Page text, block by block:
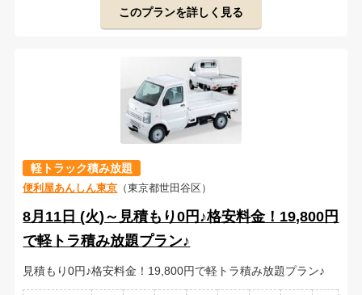
このプランを詳しく見る
軽トラック積み放題
便利屋あんしん東京 （東京都世田谷区）
8月11日 (火)～見積もり0円♪格安料金！19,800円
で軽トラ積み放題プラン♪
見積もり0円♪格安料金！19,800円で軽トラ積み放題プラン♪